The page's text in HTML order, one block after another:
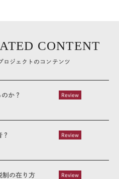
CONTENT
ロジェクトのコンテンツ
Review
か？
Review
Review
制の在り方